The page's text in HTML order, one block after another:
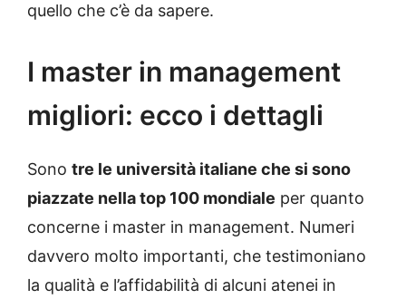
quello che c’è da sapere.
I master in management
migliori: ecco i dettagli
Sono tre le università italiane che si sono
piazzate nella top 100 mondiale per quanto
concerne i master in management. Numeri
davvero molto importanti, che testimoniano
la qualità e l’affidabilità di alcuni atenei in